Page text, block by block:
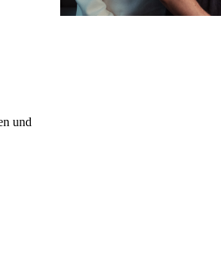
und